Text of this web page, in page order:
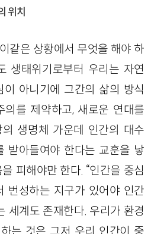
위치
같은 상황에서 무엇을 해야 하
생태위기로부터 우리는 자연
이 아니기에 그간의 삶의 방식
의를 제약하고, 새로운 연대를
의 생명체 가운데 인간의 대수
받아들여야 한다는 교훈을 낳
피해야만 한다. “인간을 중심
번성하는 지구가 있어야 인간
세계도 존재한다. 우리가 환경
는 것은 그저 우리 인간이 중